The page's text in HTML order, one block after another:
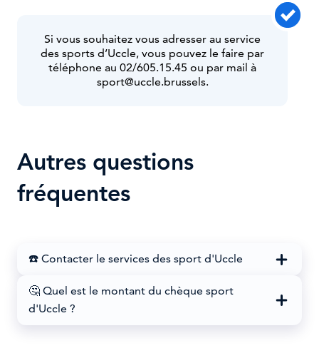
Si vous souhaitez vous adresser au service
des sports d’Uccle, vous pouvez le faire par
téléphone au 02/605.15.45 ou par mail à
sport@uccle.brussels.
Autres questions
fréquentes
☎️ Contacter le services des sport d'Uccle
🤔 Quel est le montant du chèque sport
d'Uccle ?